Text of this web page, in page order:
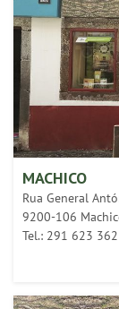
MACHICO
Rua General
9200-106
Tel.: 291 623 362